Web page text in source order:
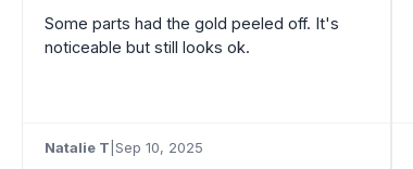
Some parts had the gold peeled off. It's
noticeable but still looks ok.
Natalie T Sep 10, 2025